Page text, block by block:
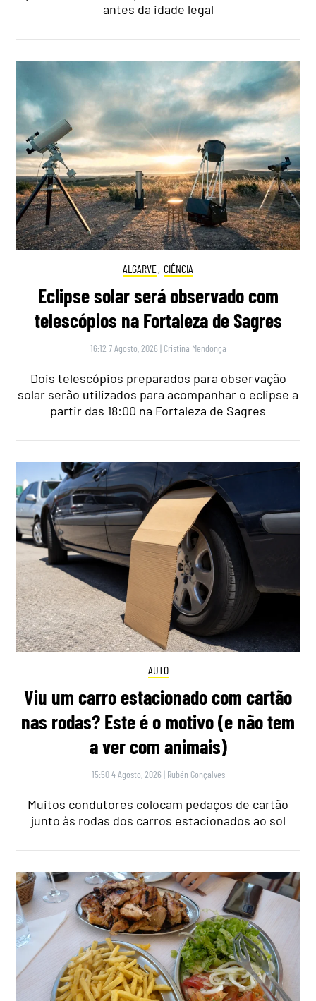
antes da idade legal
ALGARVE, CIÊNCIA
Eclipse solar será observado com
telescópios na Fortaleza de Sagres
16:12 7 Agosto, 2026 | Cristina Mendonça
Dois telescópios preparados para observação
solar serão utilizados para acompanhar o eclipse a
partir das 18:00 na Fortaleza de Sagres
AUTO
Viu um carro estacionado com cartão
nas rodas? Este é o motivo (e não tem
a ver com animais)
15:50 4 Agosto, 2026 | Rubén Gonçalves
Muitos condutores colocam pedaços de cartão
junto às rodas dos carros estacionados ao sol